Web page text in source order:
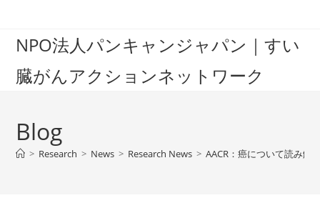
contentNPO法人パンキャンジャパン｜すい
臓がんアクションネットワーク
Blog
> Research > News > Research News > AACR：癌について読み解